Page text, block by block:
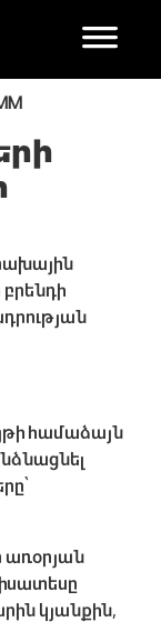
համաձայն
առօրյան
կյանքին,